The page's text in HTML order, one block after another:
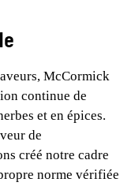
McCormick
continue de
et en épices.
de
créé notre cadre
norme vérifiée